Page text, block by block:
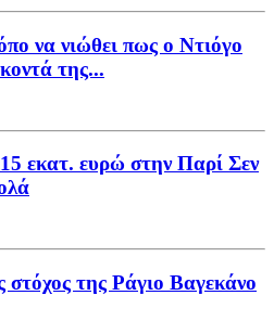
να νιώθει πως ο Ντιόγο
της...
εκατ. ευρώ στην Παρί Σεν
της Ράγιο Βαγεκάνο